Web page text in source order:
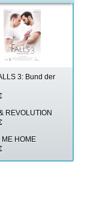
3: Bund der
REVOLUTION
ME HOME